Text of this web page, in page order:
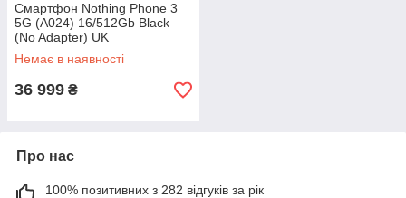
Смартфон Nothing Phone 3
5G (A024) 16/512Gb Black
(No Adapter) UK
Немає в наявності
36 999 ₴
Про нас
100% позитивних з 282 відгуків за рік